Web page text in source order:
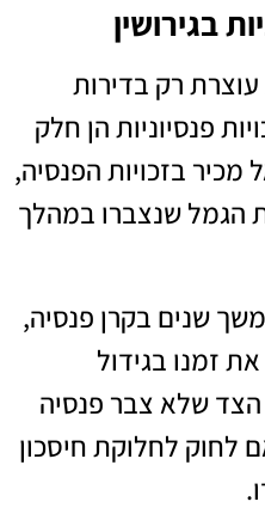
בגירושין
עוצרת רק בדירות
פנסיוניות הן חלק
בזכויות הפנסיה,
הגמל שנצברו במהלך
שנים בקרן פנסיה,
זמנו בגידול
הצד שלא צבר פנסיה
לחלוקת חיסכון